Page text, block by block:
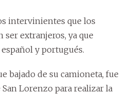
intervinientes que los
ser extranjeros, ya que
y portugués.
bajado de su camioneta, fue
Lorenzo para realizar la